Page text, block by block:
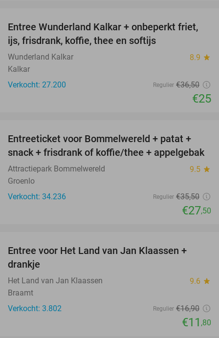
32%
Entree Wunderland Kalkar + onbeperkt friet,
ijs, frisdrank, koffie, thee en softijs
Wunderland Kalkar 8.9 star
Kalkar
Verkocht: 27.200
Regulier €36,50
€25
23%
Entreeticket voor Bommelwereld + patat +
snack + frisdrank of koffie/thee + appelgebak
Attractiepark Bommelwereld 9.5 star
Groenlo
Verkocht: 34.236
Regulier €35,50
€27,50
Entree voor Het Land van Jan Klaassen +
drankje
Het Land van Jan Klaassen 9.6 star
Braamt
Verkocht: 3.802
Regulier €16,90
€11 ,80